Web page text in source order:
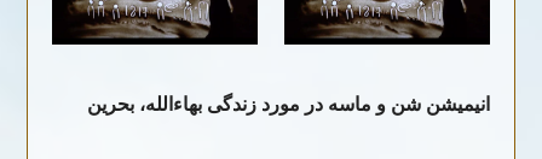
انیمیشن شن و ماسه در مورد زندگی بهاءالله، بحرین